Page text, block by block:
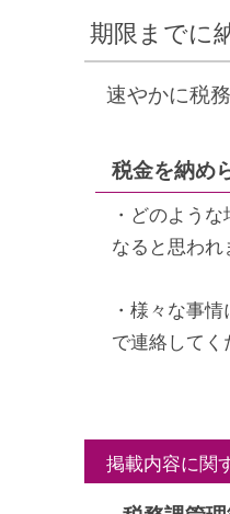
期限までに
速やかに税
税金を納め
・どのよう
なると思われ
・様々な事
で連絡してく
掲載内容に関